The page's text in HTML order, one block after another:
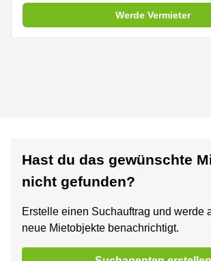
Werde Vermieter
Hast du das gewünschte
nicht gefunden?
Erstelle einen Suchauftrag und werde
neue Mietobjekte benachrichtigt.